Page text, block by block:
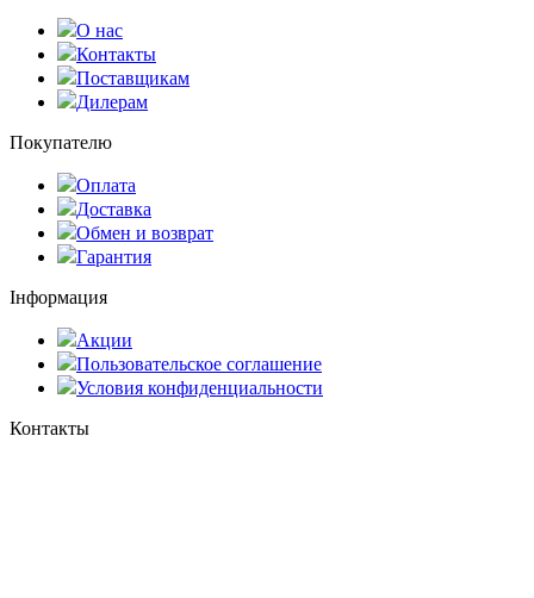
О нас
Контакты
Поставщикам
Дилерам
Покупателю
Оплата
Доставка
Обмен и возврат
Гарантия
Інформация
Акции
Пользовательское соглашение
Условия конфиденциальности
Контакты